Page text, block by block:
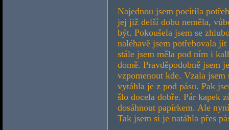
Najednou jsem pocítila
jej již delší dobu neměla,
být. Pokoušela jsem se
naléhavě jsem potřebovala
stále jsem měla pod ním i
domě. Pravděpodobně jsem
vzpomenout kde. Vzala
vytáhla je z pod pásu. Pak
šlo docela dobře. Pár kapek
dosáhnout papírkem. Ale
Tak jsem si je natáhla přes